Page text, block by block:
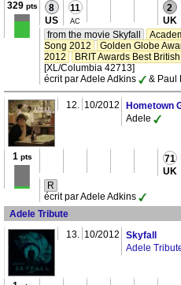
329pts 8
US
11
AC
2
UK
from the movie Skyfall
Song 2012
Golden Globe
2012
BRIT Awards Best
[XL/Columbia 42713]
écrit par Adele Adkins
& Paul
12. 10/2012
Hometown
Adele
1pts 71
UK
R
écrit par Adele Adkins
Adele Tribute
13. 10/2012
Skyfall
Adele